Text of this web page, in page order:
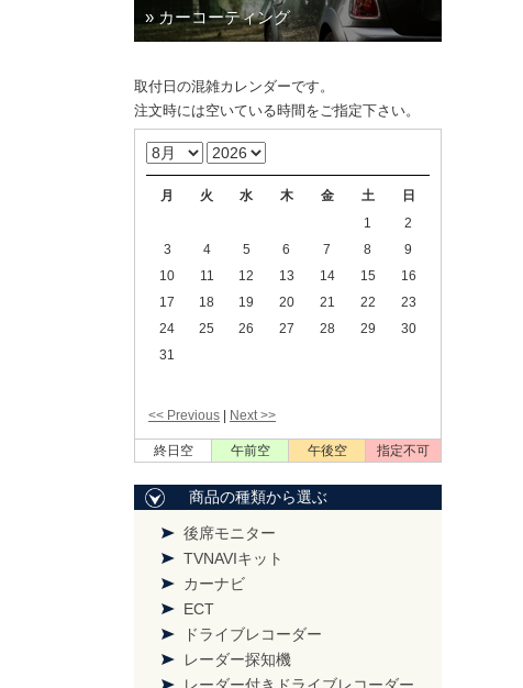
» カーコーティング
取付日の混雑カレンダーです。
注文時には空いている時間をご指定下さい。
月 火 水 木 金 土 日
<< Previous Next >>
1
2
3
4 5 6 7 8
9
10
11 12 13 14 15
16
17
18 19 20 21 22
23
24
25 26 27 28 29
30
31
終日空 午前空 午後空 指定不可
商品の種類から選ぶ
後席モニター
TVNAVIキット
カーナビ
ECT
ドライブレコーダー
レーダー探知機